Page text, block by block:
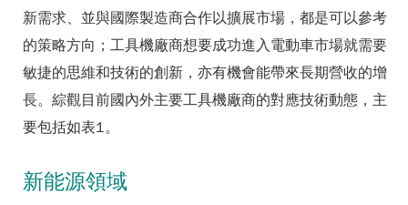
新需求、並與國際製造商合作以擴展市場，都是可以參考
的策略方向；工具機廠商想要成功進入電動車市場就需要
敏捷的思維和技術的創新，亦有機會能帶來長期營收的增
長。綜觀目前國內外主要工具機廠商的對應技術動態，主
要包括如表1。
新能源領域